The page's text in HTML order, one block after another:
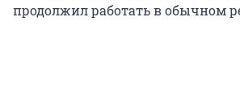
продолжил работать в обычном